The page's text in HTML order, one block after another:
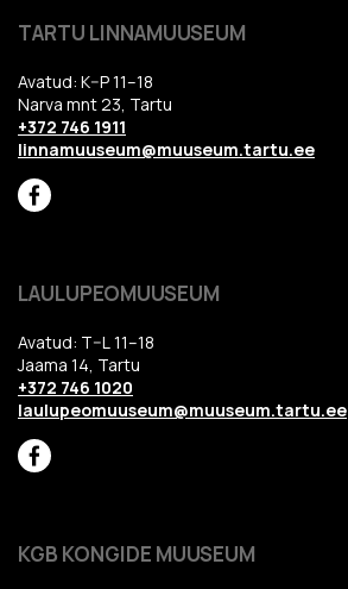
TARTU LINNAMUUSEUM
Avatud: K–P 11–18
Narva mnt 23, Tartu
+372 746 1911
linnamuuseum@muuseum.tartu.ee
LAULUPEOMUUSEUM
Avatud: T–L 11–18
Jaama 14, Tartu
+372 746 1020
laulupeomuuseum@muuseum.tartu.ee
KGB KONGIDE MUUSEUM